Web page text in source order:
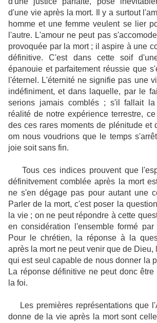
d'une vie après la mort. Il y a surtout
homme et une femme veulent se lier
l'autre. L'amour ne peut pas
provoquée par la mort ; il aspire à une
définitive. C'est dans cette soif
épanouie et parfaitement réussie que
l'éternel. L'éternité ne signifie pas une
indéfiniment, et dans laquelle, par le
serions jamais comblés ; s'il fallait
réalité de notre expérience terrestre,
des ces rares moments de plénitude et
om nous voudrions que le temps
joie soit sans fin.
Tous ces indices prouvent que
définitvement comblée après la mort
ne s'en dégage pas pour autant une
Parler de la mort, c'est poser la
la vie ; on ne peut répondre à cette
en considération l'ensemble formé
Pour le chrétien, la réponse à la
après la mort ne peut venir que de Dieu,
qui est seul capable de nous donner la
La réponse définitive ne peut donc
la foi.
Les premières représentations que
donne de la vie après la mort sont